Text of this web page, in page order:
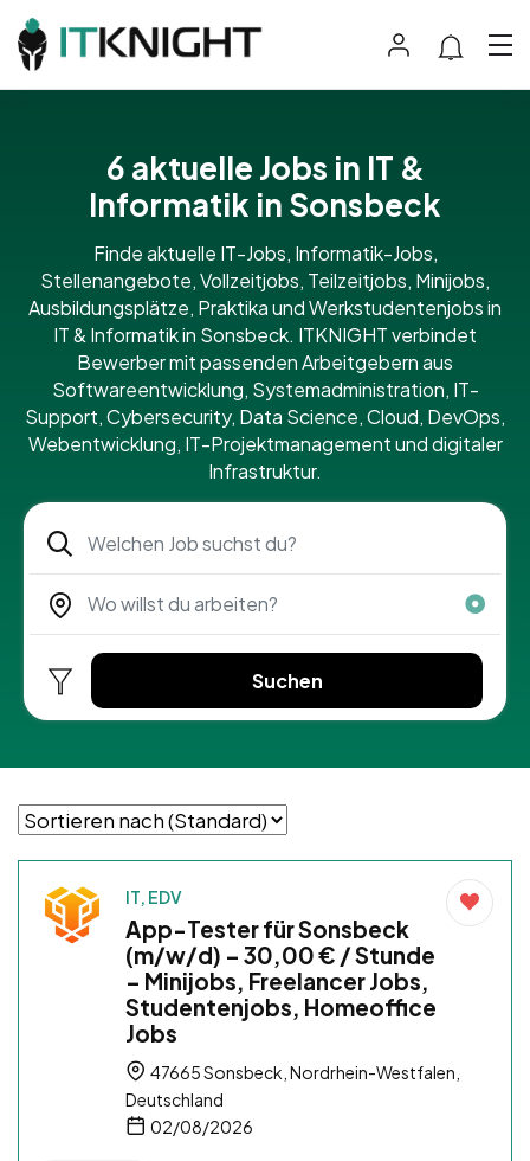
6 aktuelle Jobs in IT &
Informatik in Sonsbeck
Finde aktuelle IT-Jobs, Informatik-Jobs,
Stellenangebote, Vollzeitjobs, Teilzeitjobs, Minijobs,
Ausbildungsplätze, Praktika und Werkstudentenjobs in
IT & Informatik in Sonsbeck. ITKNIGHT verbindet
Bewerber mit passenden Arbeitgebern aus
Softwareentwicklung, Systemadministration, IT-
Support, Cybersecurity, Data Science, Cloud, DevOps,
Webentwicklung, IT-Projektmanagement und digitaler
Infrastruktur.
Suchen
IT, EDV
App-Tester für Sonsbeck
(m/w/d) – 30,00 € / Stunde
– Minijobs, Freelancer Jobs,
Studentenjobs, Homeoffice
Jobs
47665 Sonsbeck, Nordrhein-Westfalen,
Deutschland
02/08/2026